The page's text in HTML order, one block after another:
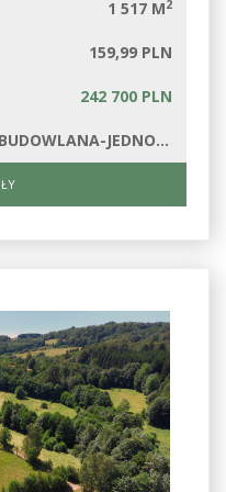
1 517 M2
159,99 PLN
242 700 PLN
BUDOWLANA-JEDNORODZINNA